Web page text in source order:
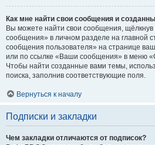
Как мне найти свои сообщения и
Вы можете найти свои сообщения,
сообщения» в личном разделе на главной
сообщения пользователя» на странице
или по ссылке «Ваши сообщения» в меню
Чтобы найти созданные вами темы,
поиска, заполнив соответствующие поля.
Вернуться к началу
Подписки и закладки
Чем закладки отличаются от подписок?